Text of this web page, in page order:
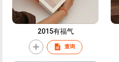
2015有福气
查询